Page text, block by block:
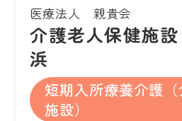
医療法人 親貴会
介護老人保健施
浜
短期入所療養介護
施設）